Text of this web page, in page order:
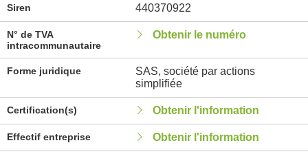
Siren 440370922
N° de TVA
intracommunautaire
Obtenir le numéro
Forme juridique
SAS, société par actions
simplifiée
Certification(s) Obtenir l'information
Effectif entreprise Obtenir l'information